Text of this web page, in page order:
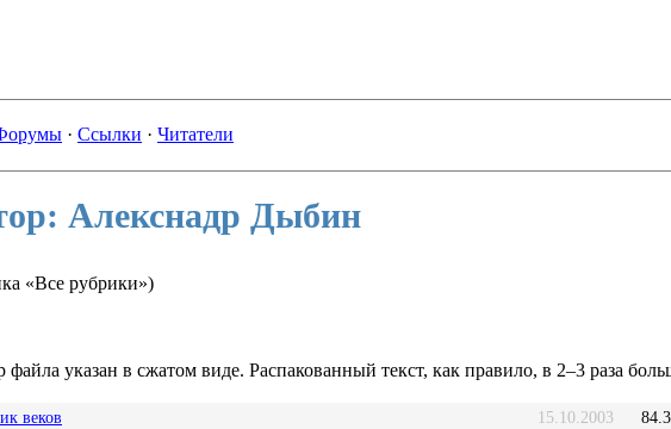
· Ссылки · Читатели
Алекснадр Дыбин
«Все рубрики»)
файла указан в сжатом виде. Распакованный текст, как правило, в 2–3 раза
веков 15.10.2003